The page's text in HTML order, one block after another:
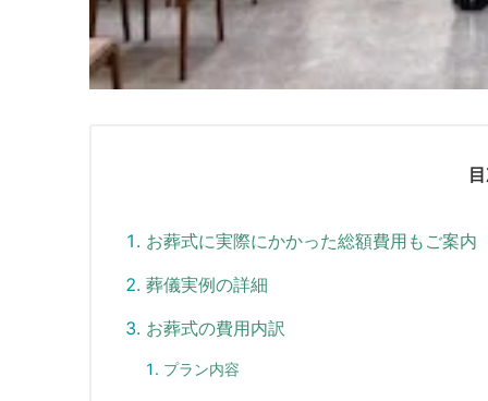
お葬式に実際にかかった総額費用もご案内
葬儀実例の詳細
お葬式の費用内訳
プラン内容